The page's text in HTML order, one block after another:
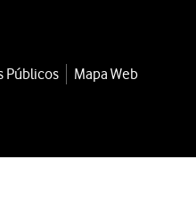
Públicos
Mapa Web